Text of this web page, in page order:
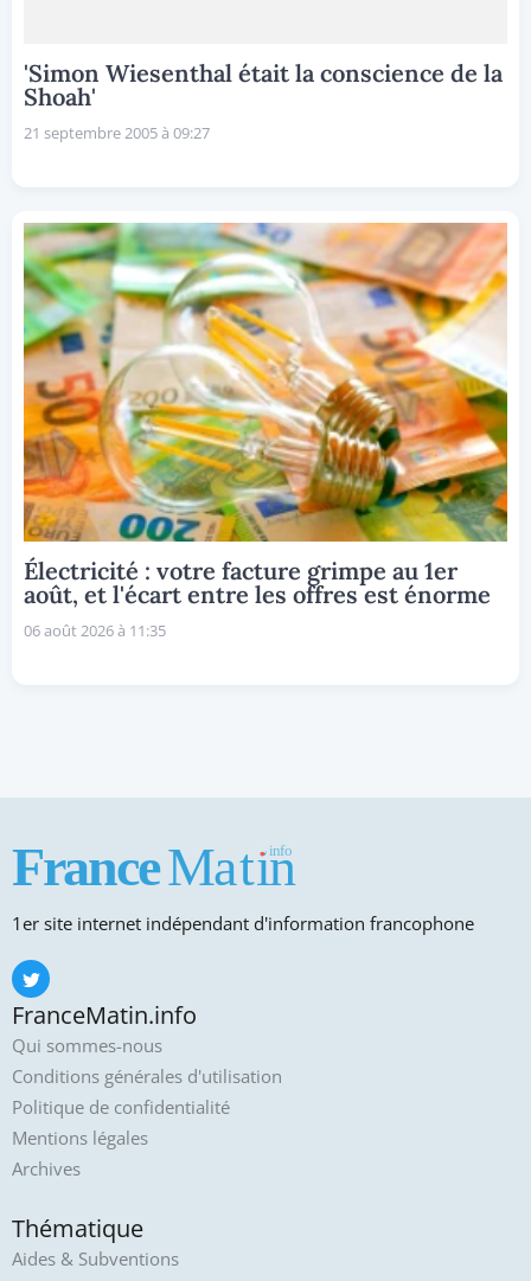
'Simon Wiesenthal était la conscience de la
Shoah'
21 septembre 2005 à 09:27
Électricité : votre facture grimpe au 1er
août, et l'écart entre les offres est énorme
06 août 2026 à 11:35
1er site internet indépendant d'information francophone
FranceMatin.info
Qui sommes-nous
Conditions générales d'utilisation
Politique de confidentialité
Mentions légales
Archives
Thématique
Aides & Subventions